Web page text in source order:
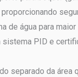
de água para
PID e
separado da